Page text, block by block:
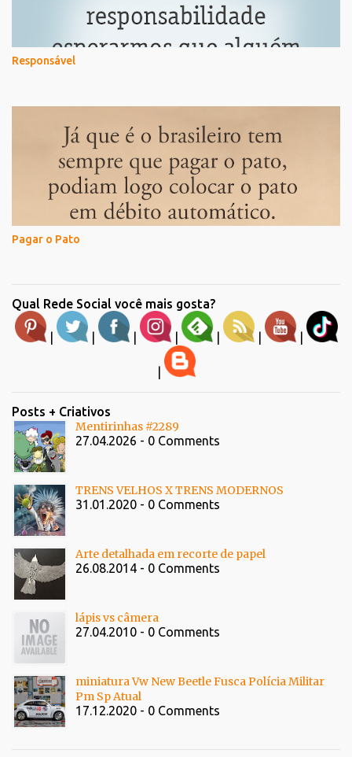
Responsável
Pagar o Pato
Qual Rede Social você mais gosta?
| | | | | | |
Posts + Criativos
Mentirinhas #2289
27.04.2026 - 0 Comments
TRENS VELHOS X TRENS MODERNOS
31.01.2020 - 0 Comments
Arte detalhada em recorte de papel
26.08.2014 - 0 Comments
lápis vs câmera
27.04.2010 - 0 Comments
miniatura Vw New Beetle Fusca Polícia Militar
Pm Sp Atual
17.12.2020 - 0 Comments